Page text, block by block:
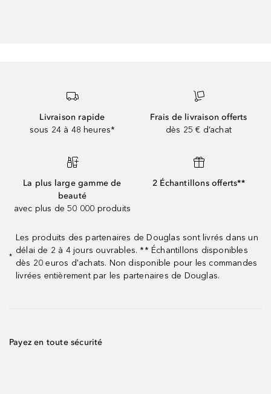
Livraison rapide
sous 24 à 48 heures*
Frais de livraison offerts
dès 25 € d’achat
La plus large gamme de
beauté
avec plus de 50 000 produits
2 Échantillons offerts**
*
Les produits des partenaires de Douglas sont livrés dans un
délai de 2 à 4 jours ouvrables. ** Échantillons disponibles
dès 20 euros d'achats. Non disponible pour les commandes
livrées entièrement par les partenaires de Douglas.
Payez en toute sécurité